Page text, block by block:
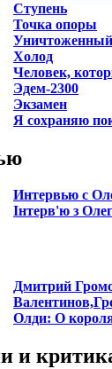
Ступень
Точка опоры
Холод
Человек,
Эдем-2300
Экзамен
Я сохраняю
Интервью с
Iнтерв'ю з
Дмитрий
Олди: О
и